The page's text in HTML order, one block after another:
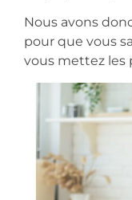
Nous avons
pour que vous
vous mettez les